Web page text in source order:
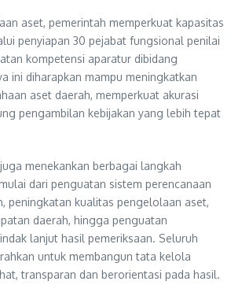
aset, pemerintah memperkuat kapasitas
penyiapan 30 pejabat fungsional penilai
kompetensi aparatur dibidang
ini diharapkan mampu meningkatkan
aset daerah, memperkuat akurasi
pengambilan kebijakan yang lebih tepat
menekankan berbagai langkah
dari penguatan sistem perencanaan
peningkatan kualitas pengelolaan aset,
daerah, hingga penguatan
lanjut hasil pemeriksaan. Seluruh
untuk membangun tata kelola
transparan dan berorientasi pada hasil.